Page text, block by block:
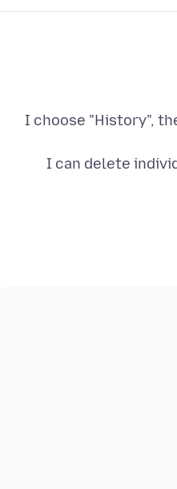
I choose "History",
I can delete